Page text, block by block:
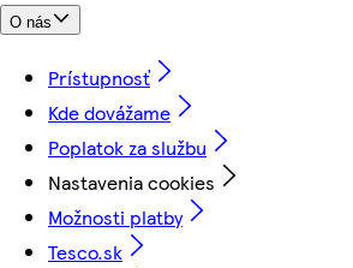
O nás
Prístupnosť
Kde dovážame
Poplatok za službu
Nastavenia cookies
Možnosti platby
Tesco.sk